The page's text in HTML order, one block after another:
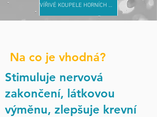
VÍŘIVÉ KOUPELE HORNÍCH A DOLNÍCH KONČETIN
Na co je vhodná?
Stimuluje nervová
zakončení, látkovou
výměnu, zlepšuje krevní